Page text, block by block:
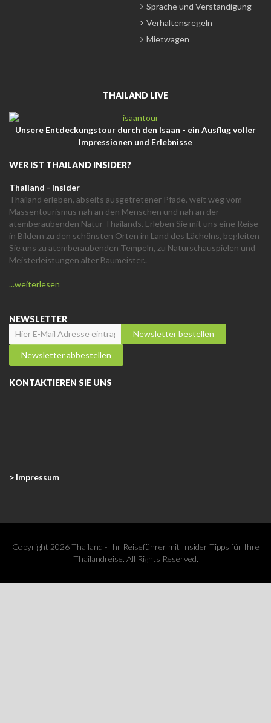
Sprache und Verständigung
Verhaltensregeln
Mietwagen
THAILAND LIVE
Unsere Entdeckungstour durch den Isaan - ein Ausflug voller
Impressionen und Erlebnisse
WER IST THAILAND INSIDER?
Thailand - Insider
Thailand erleben, abseits ausgetretener Pfade, weit weg vom
Massentourismus nah an den Menschen und nah an der
atemberaubenden Natur Thailands. Erleben Sie mit uns eine Reise
in Bildern zu den schönsten Orten im Land des Lächelns, begleiten
Sie uns zu atemberaubenden Tempeln, zu Naturschauspielen und
Meisterleistungen alter Baumeister..
...weiterlesen
NEWSLETTER
KONTAKTIEREN SIE UNS
> Impressum
Copyright 2026 Thailand - Ihr Reiseführer mit Insider Tipps für Ihre
Thailandreise. All Rights Reserved.